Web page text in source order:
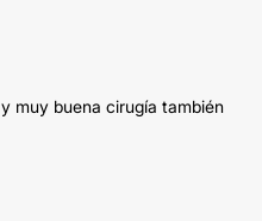
muy buena cirugía también